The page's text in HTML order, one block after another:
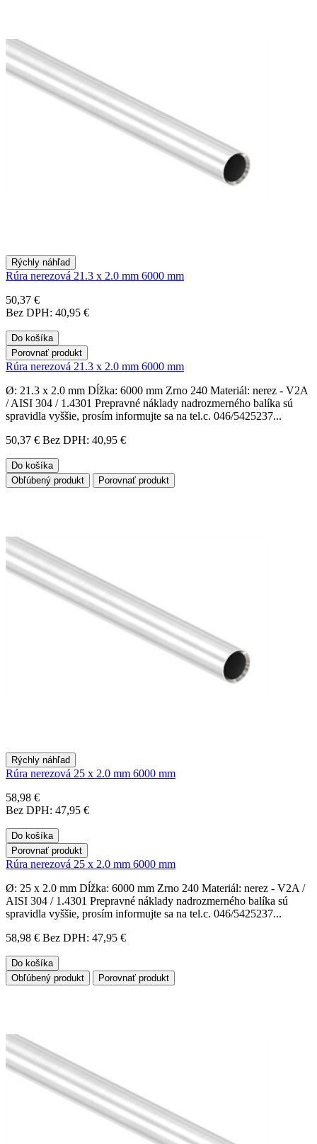
Rýchly náhľad
Rúra nerezová 21.3 x 2.0 mm 6000 mm
50,37 €
Bez DPH: 40,95 €
Do košíka
Porovnať produkt
Rúra nerezová 21.3 x 2.0 mm 6000 mm
Ø: 21.3 x 2.0 mm Dĺžka: 6000 mm Zrno 240 Materiál: nerez - V2A
/ AISI 304 / 1.4301 Prepravné náklady nadrozmerného balíka sú
spravidla vyššie, prosím informujte sa na tel.c. 046/5425237...
50,37 € Bez DPH: 40,95 €
Do košíka
Obľúbený produkt
Porovnať produkt
Rýchly náhľad
Rúra nerezová 25 x 2.0 mm 6000 mm
58,98 €
Bez DPH: 47,95 €
Do košíka
Porovnať produkt
Rúra nerezová 25 x 2.0 mm 6000 mm
Ø: 25 x 2.0 mm Dĺžka: 6000 mm Zrno 240 Materiál: nerez - V2A /
AISI 304 / 1.4301 Prepravné náklady nadrozmerného balíka sú
spravidla vyššie, prosím informujte sa na tel.c. 046/5425237...
58,98 € Bez DPH: 47,95 €
Do košíka
Obľúbený produkt
Porovnať produkt